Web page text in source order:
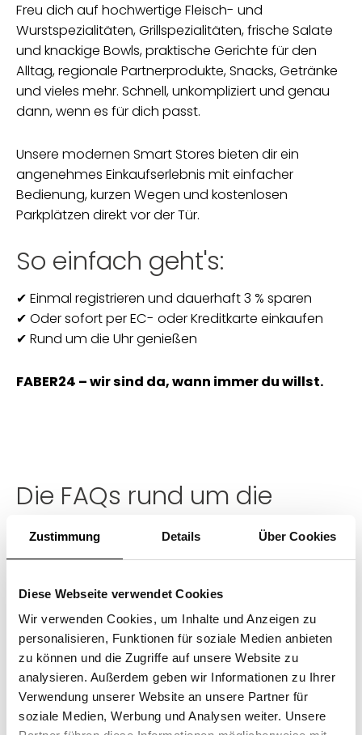
Zustimmung Details Über Cookies
Diese Webseite verwendet Cookies
Wir verwenden Cookies, um Inhalte und Anzeigen zu
personalisieren, Funktionen für soziale Medien anbieten
zu können und die Zugriffe auf unsere Website zu
analysieren. Außerdem geben wir Informationen zu Ihrer
Verwendung unserer Website an unsere Partner für
soziale Medien, Werbung und Analysen weiter. Unsere
Freu dich auf hochwertige Fleisch- und
Wurstspezialitäten, Grillspezialitäten, frische Salate
und knackige Bowls, praktische Gerichte für den
Alltag, regionale Partnerprodukte, Snacks, Getränke
und vieles mehr. Schnell, unkompliziert und genau
dann, wenn es für dich passt.
Unsere modernen Smart Stores bieten dir ein
angenehmes Einkaufserlebnis mit einfacher
Bedienung, kurzen Wegen und kostenlosen
Parkplätzen direkt vor der Tür.
So einfach geht's:
✔ Einmal registrieren und dauerhaft 3 % sparen
✔ Oder sofort per EC- oder Kreditkarte einkaufen
✔ Rund um die Uhr genießen
FABER24 – wir sind da, wann immer du willst.
Die FAQs rund um die
FABER24 Smart Stores
Store?
(2) Wie kommt man auf so eine Idee?
(3) Wie kann ich im FABER24
einkaufen?